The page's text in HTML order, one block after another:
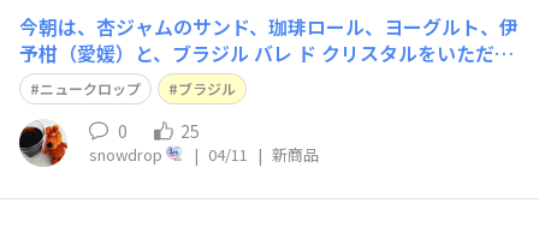
今朝は、杏ジャムのサンド、珈琲ロール、ヨーグルト、伊
予柑（愛媛）と、ブラジル バレ ド クリスタルをいただき
ました☕Floral、Mellow、Elegantとのこと。繊細で華や
かな香りのニュークロップ。早く買い足さなくては。
ニュークロップ ブラジル
0 25
snowdrop | 04/11 | 新商品